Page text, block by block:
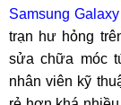
Samsung
trạn hư hỏng
sửa chữa móc
nhân viên kỹ